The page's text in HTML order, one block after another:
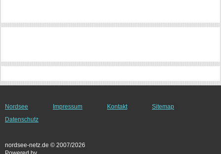
Nordsee Impressum Kontakt
Sitemap
Datenschutz
nordsee-netz.de © 2007/2026